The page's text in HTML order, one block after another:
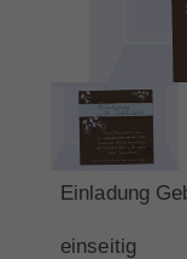
Einladung
einseitig